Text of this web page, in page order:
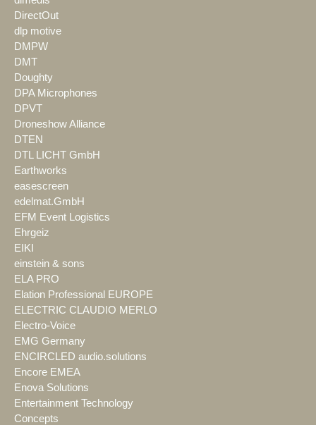
DirectOut
dlp motive
DMPW
DMT
Doughty
DPA Microphones
DPVT
Droneshow Alliance
DTEN
DTL LICHT GmbH
Earthworks
easescreen
edelmat.GmbH
EFM Event Logistics
Ehrgeiz
EIKI
einstein & sons
ELA PRO
Elation Professional EUROPE
ELECTRIC CLAUDIO MERLO
Electro-Voice
EMG Germany
ENCIRCLED audio.solutions
Encore EMEA
Enova Solutions
Entertainment Technology
Concepts